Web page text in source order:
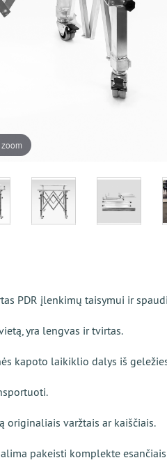
PDR įlenkimų taisymui ir
yra lengvas ir tvirtas.
kapoto laikiklio dalys iš
varžtais ar kaiščiais.
pakeisti komplekte esančiais